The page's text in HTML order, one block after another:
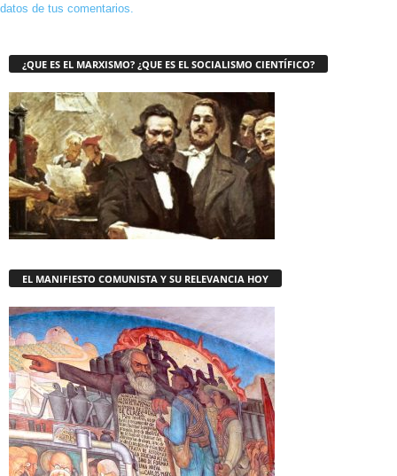
datos de tus comentarios.
¿QUE ES EL MARXISMO? ¿QUE ES EL SOCIALISMO CIENTÍFICO?
EL MANIFIESTO COMUNISTA Y SU RELEVANCIA HOY